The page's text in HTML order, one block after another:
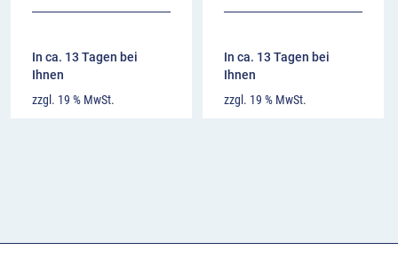
In ca. 13 Tagen bei
Ihnen
zzgl. 19 % MwSt.
In ca. 13 Tagen bei
Ihnen
zzgl. 19 % MwSt.